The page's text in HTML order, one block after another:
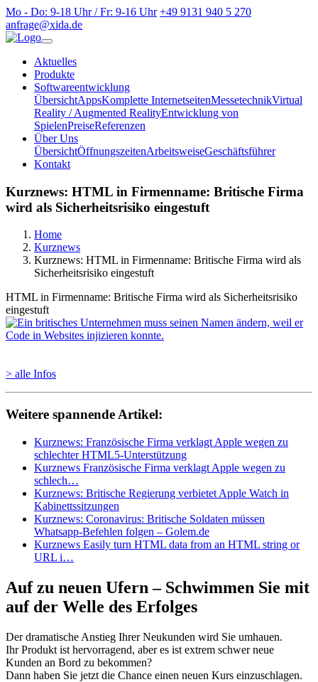
Mo - Do: 9-18 Uhr / Fr: 9-16 Uhr +49 9131 940 5 270
anfrage@xida.de
Aktuelles
Produkte
Softwareentwicklung
ÜbersichtAppsKomplette InternetseitenMessetechnikVirtual
Reality / Augmented RealityEntwicklung von
SpielenPreiseReferenzen
Über Uns
ÜbersichtÖffnungszeitenArbeitsweiseGeschäftsführer
Kontakt
Kurznews: HTML in Firmenname: Britische Firma
wird als Sicherheitsrisiko eingestuft
Home
Kurznews
Kurznews: HTML in Firmenname: Britische Firma wird als
Sicherheitsrisiko eingestuft
HTML in Firmenname: Britische Firma wird als Sicherheitsrisiko
eingestuft
> alle Infos
Weitere spannende Artikel:
Kurznews: Französische Firma verklagt Apple wegen zu
schlechter HTML5-Unterstützung
Kurznews Französische Firma verklagt Apple wegen zu
schlech…
Kurznews: Britische Regierung verbietet Apple Watch in
Kabinettssitzungen
Kurznews: Coronavirus: Britische Soldaten müssen
Whatsapp-Befehlen folgen – Golem.de
Kurznews Easily turn HTML data from an HTML string or
URL i…
Auf zu neuen Ufern – Schwimmen Sie mit
auf der Welle des Erfolges
Der dramatische Anstieg Ihrer Neukunden wird Sie umhauen.
Ihr Produkt ist hervorragend, aber es ist extrem schwer neue
Kunden an Bord zu bekommen?
Dann haben Sie jetzt die Chance einen neuen Kurs einzuschlagen.